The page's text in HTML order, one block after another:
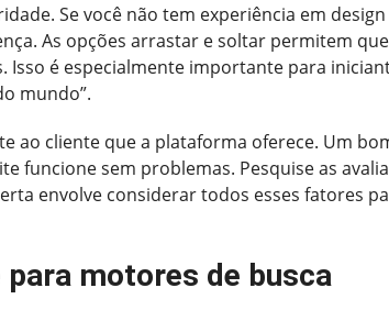
Se você não tem experiência em
As opções arrastar e soltar permitem
Isso é especialmente importante para
mundo”.
ao cliente que a plataforma oferece. Um
funcione sem problemas. Pesquise as
envolve considerar todos esses fatores
motores de busca